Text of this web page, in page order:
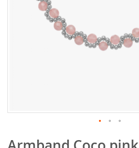
Anfang